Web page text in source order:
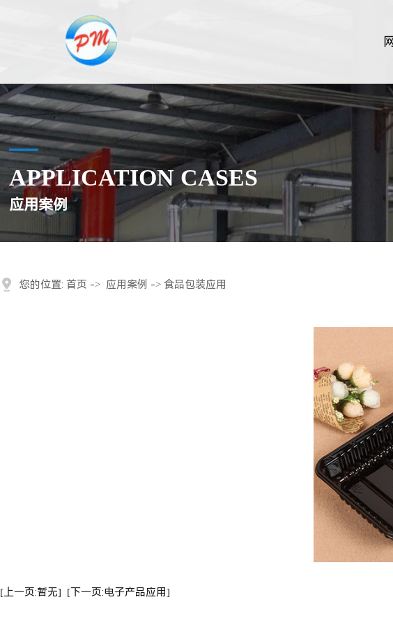
APPLICATION CASES
应用案例
您的位置: 首页 -> 应用案例 -> 食品包装应用
[上一页:暂无] [下一页:电子产品应用]